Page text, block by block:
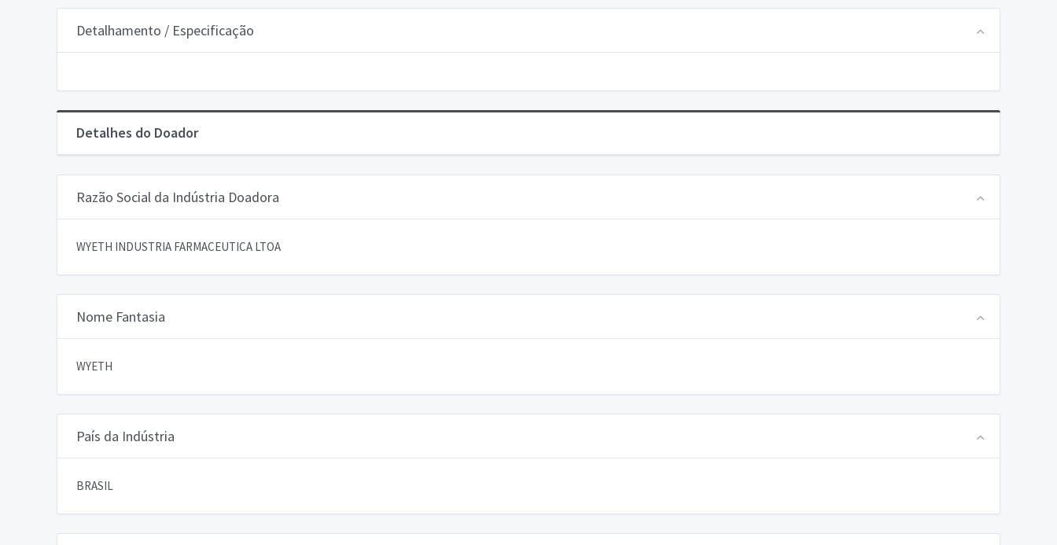
Detalhamento / Especificação
Detalhes do Doador
Razão Social da Indústria Doadora
WYETH INDUSTRIA FARMACEUTICA LTOA
Nome Fantasia
WYETH
País da Indústria
BRASIL